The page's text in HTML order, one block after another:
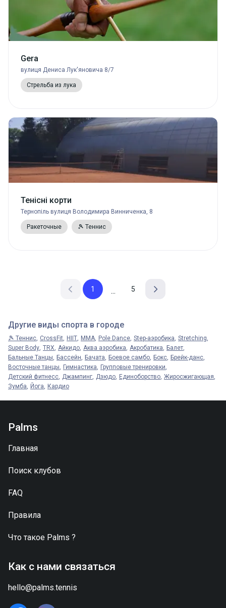
Gera
вулиця Дениса Лук'яновича 8/7
Стрельба из лука
Тенісні корти
Тернопіль вулиця Володимира Винниченка, 8
Ракеточные 🎾 Теннис
1 ... 5
Другие виды спорта в городе
🎾 Теннис CrossFit HIIT MMA Pole Dance Step-аэробика Stretching
Super Body TRX Айкидо Аква аэробика Акробатика
Балет
Бальные Танцы
Бассейн Бачата Боевое самбо Бокс
Брейк-данс
Восточные танцы
Гимнастика
Групповые тренировки
Детский фитнесс Джампинг Дзюдо Единоборство Жиросжигающая
Зумба
Йога Кардио
Palms
Главная
Поиск клубов
FAQ
Правила
Что такое Palms ?
Как с нами связаться
hello@palms.tennis